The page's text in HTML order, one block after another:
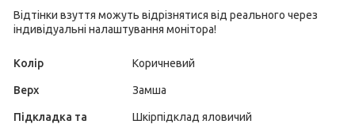
Відтінки взуття можуть відрізнятися від реального через
індивідуальні налаштування монітора!
Колір Коричневий
Верх Замша
Підкладка та
Шкірпідклад яловичий